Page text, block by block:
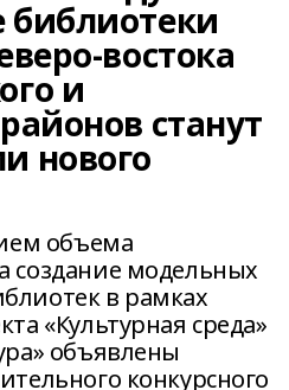
библиотеки
востока
и
станут
нового
объема
создание модельных
в рамках
«Культурная среда»
объявлены
конкурсного